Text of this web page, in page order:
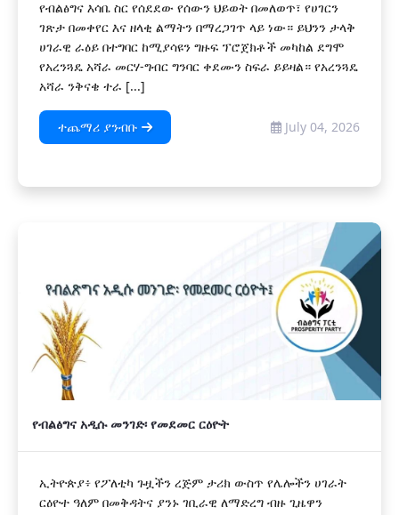
የብልፅግና እሳቤ ስር የሰደደው የሰውን ህይወት በመለወጥ፣ የሀገርን
ገጽታ በመቀየር እና ዘላቂ ልማትን በማረጋገጥ ላይ ነው። ይህንን ታላቅ
ሀገራዊ ራዕይ በተግባር ከሚያሳዩን ግዙፍ ፕሮጀክቶች መካከል ደግሞ
የአረንጓዴ አሻራ መርሃ-ግብር ግንባር ቀደሙን ስፍራ ይይዛል። የአረንጓዴ
አሻራ ንቅናቄ ተራ [...]
ተጨማሪ ያንብቡ July 04, 2026
የብልፅግና አዲሱ መንገድ፡ የመደመር ርዕዮት
ኢትዮጵያ፥ የፖለቲካ ጉዟችን ረጅም ታሪክ ውስጥ የሌሎችን ሀገራት
ርዕዮተ ዓለም በመቅዳትና ያንኑ ገቢራዊ ለማድረግ ብዙ ጊዜዋን